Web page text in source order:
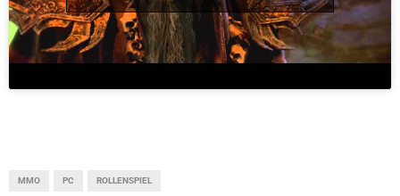
MMO PC ROLLENSPIEL